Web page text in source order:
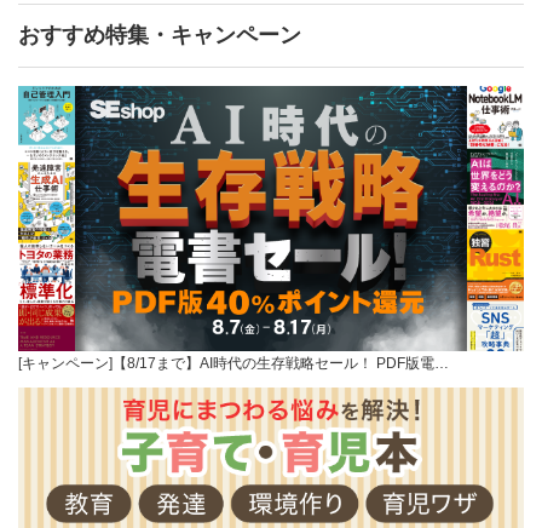
おすすめ特集・キャンペーン
[キャンペーン]【8/17まで】AI時代の生存戦略セール！ PDF版電…